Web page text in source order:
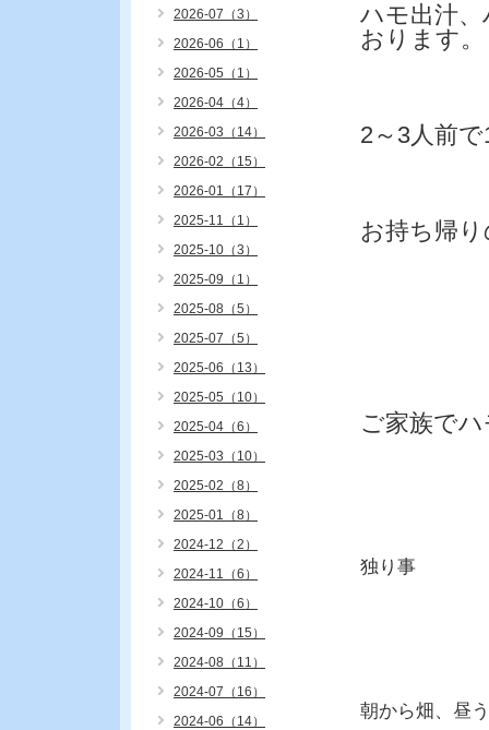
ハモ出汁
おります。
2～3人前
お持ち帰
ご家族で
独り事
朝から畑、昼
2026-07（3）
2026-06（1）
2026-05（1）
2026-04（4）
2026-03（14）
2026-02（15）
2026-01（17）
2025-11（1）
2025-10（3）
2025-09（1）
2025-08（5）
2025-07（5）
2025-06（13）
2025-05（10）
2025-04（6）
2025-03（10）
2025-02（8）
2025-01（8）
2024-12（2）
2024-11（6）
2024-10（6）
2024-09（15）
2024-08（11）
2024-07（16）
2024-06（14）